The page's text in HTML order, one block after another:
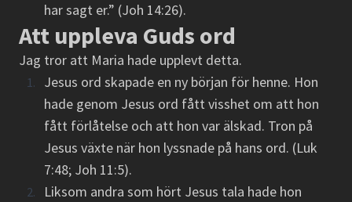
har sagt er.” (Joh 14:26).
Att uppleva Guds ord
Jag tror att Maria hade upplevt detta.
Jesus ord skapade en ny början för henne. Hon
hade genom Jesus ord fått visshet om att hon
fått förlåtelse och att hon var älskad. Tron på
Jesus växte när hon lyssnade på hans ord. (Luk
7:48; Joh 11:5).
Liksom andra som hört Jesus tala hade hon